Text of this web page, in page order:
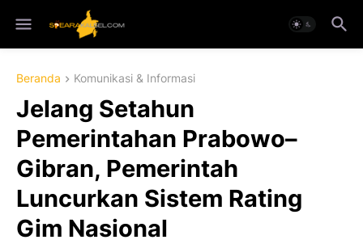
Beranda Komunikasi & Informasi
Jelang Setahun
Pemerintahan Prabowo–
Gibran, Pemerintah
Luncurkan Sistem Rating
Gim Nasional